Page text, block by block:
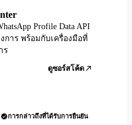
Profile Data API
การ พร้อมกับเครื่องมือที่
ร
ดูซอร์สโค้ด
การกล่าวถึงที่ได้รับการยืนยัน